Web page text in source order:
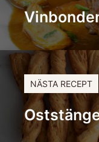
NÄSTA RECEPT